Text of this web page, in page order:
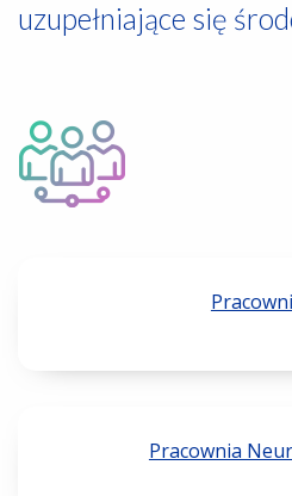
uzupełniające się
Pracownia